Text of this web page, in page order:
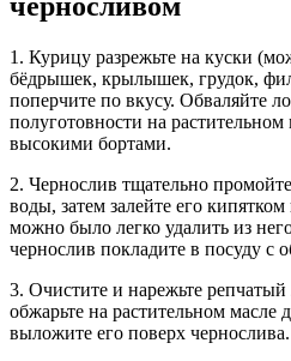
1. Курицу разрежьте на куски
бёдрышек, крылышек, грудок,
поперчите по вкусу. Обваляйте
полуготовности на
высокими бортами.
2. Чернослив тщательно
воды, затем залейте его
можно было легко удалить из
чернослив покладите в посуду с
3. Очистите и нарежьте
обжарьте на растительном масле
выложите его поверх чернослива.